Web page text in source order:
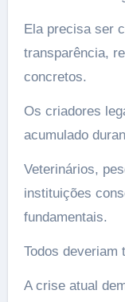
Ela precisa ser
transparência,
concretos.
Os criadores
acumulado
Veterinários,
instituições
fundamentais.
Todos deveriam
A crise atual